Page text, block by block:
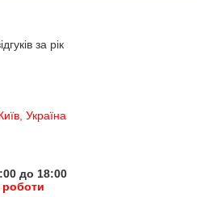
за рік
Україна
до 18:00
роботи